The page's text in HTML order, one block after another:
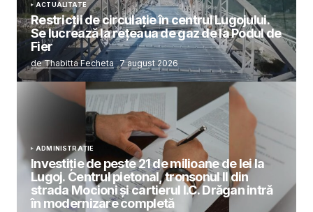
ACTUALITATE
Restricții de circulație în centrul Lugojului.
Se lucrează la rețeaua de gaz de la Podul de
Fier
de Thabitta Fecheta 7 august 2026
ADMINISTRAȚIE
Investiție de peste 21 de milioane de lei la
Lugoj. Centrul pietonal, tronsonul II din
strada Mocioni și cartierul I.C. Drăgan intră
în modernizare completă